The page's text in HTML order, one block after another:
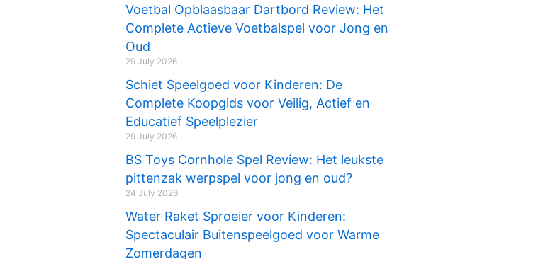
1
Voetbal Opblaasbaar Dartbord Review: Het
Complete Actieve Voetbalspel voor Jong en
Oud
29 July 2026
Schiet Speelgoed voor Kinderen: De
Complete Koopgids voor Veilig, Actief en
Educatief Speelplezier
29 July 2026
BS Toys Cornhole Spel Review: Het leukste
pittenzak werpspel voor jong en oud?
24 July 2026
Water Raket Sproeier voor Kinderen:
Spectaculair Buitenspeelgoed voor Warme
Zomerdagen